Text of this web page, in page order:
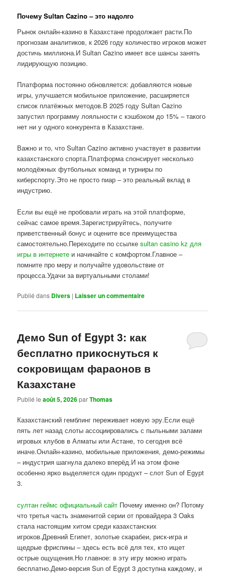
Почему Sultan Cazino – это надолго
Рынок онлайн-казино в Казахстане продолжает расти.По
прогнозам аналитиков, к 2026 году количество игроков может
достичь миллиона.И Sultan Cazino имеет все шансы занять
лидирующую позицию.
Платформа постоянно обновляется: добавляются новые
игры, улучшается мобильное приложение, расширяется
список платёжных методов.В 2025 году Sultan Cazino
запустил программу лояльности с кэшбэком до 15% – такого
нет ни у одного конкурента в Казахстане.
Важно и то, что Sultan Cazino активно участвует в развитии
казахстанского спорта.Платформа спонсирует несколько
молодёжных футбольных команд и турниры по
киберспорту.Это не просто пиар – это реальный вклад в
индустрию.
Если вы ещё не пробовали играть на этой платформе,
сейчас самое время.Зарегистрируйтесь, получите
приветственный бонус и оцените все преимущества
самостоятельно.Переходите по ссылкеsultan casino kz для
игры в интернете и начинайте с комфортом.Главное –
помните про меру и получайте удовольствие от
процесса.Удачи за виртуальными столами!
Publié dans Divers | Laisser un commentaire
Демо Sun of Egypt 3: как
бесплатно прикоснуться к
сокровищам фараонов в
Казахстане
Publié leaoût 5, 2026parThomas
Казахстанский гемблинг переживает новую эру.Если ещё
пять лет назад слоты ассоциировались с пыльными залами
игровых клубов в Алматы или Астане, то сегодня всё
иначе.Онлайн-казино, мобильные приложения, демо-режимы
– индустрия шагнула далеко вперёд.И на этом фоне
особенно ярко выделяется один продукт – слот Sun of Egypt
3.
султан геймс официальный сайт Почему именно он? Потому
что третья часть знаменитой серии от провайдера 3 Oaks
стала настоящим хитом среди казахстанских
игроков.Древний Египет, золотые скарабеи, риск-игра и
щедрые фриспины – здесь есть всё для тех, кто ищет
острые ощущения.Но главное: в эту игру можно играть
бесплатно.Демо-версия Sun of Egypt 3 доступна каждому, и